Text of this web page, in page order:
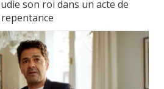
son roi dans un acte de
repentance